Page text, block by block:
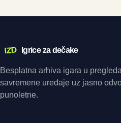
IZD Igrice za dečake
Besplatna arhiva igara u
savremene uređaje uz jasno
punoletne.